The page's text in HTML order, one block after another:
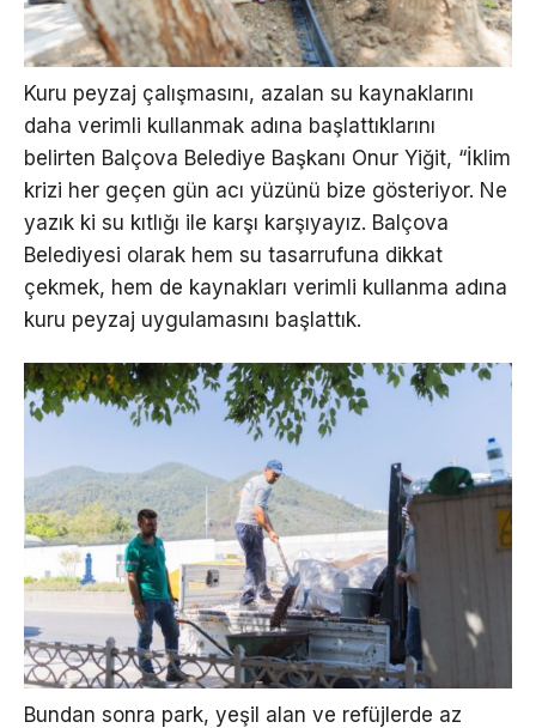
Kuru peyzaj çalışmasını, azalan su kaynaklarını
daha verimli kullanmak adına başlattıklarını
belirten Balçova Belediye Başkanı Onur Yiğit, “İklim
krizi her geçen gün acı yüzünü bize gösteriyor. Ne
yazık ki su kıtlığı ile karşı karşıyayız. Balçova
Belediyesi olarak hem su tasarrufuna dikkat
çekmek, hem de kaynakları verimli kullanma adına
kuru peyzaj uygulamasını başlattık.
Bundan sonra park, yeşil alan ve refüjlerde az